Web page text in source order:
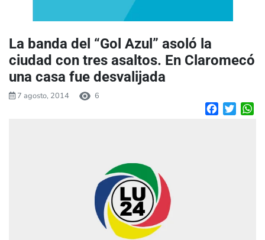
La banda del “Gol Azul” asoló la
ciudad con tres asaltos. En Claromecó
una casa fue desvalijada
7 agosto, 2014 6
Facebook